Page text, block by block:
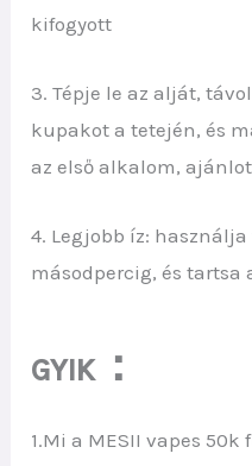
kifogyott
3. Tépje le az alját,
kupakot a tetején, és
az első alkalom,
4. Legjobb íz:
másodpercig, és tartsa
GYIK：
1.Mi a MESII vapes